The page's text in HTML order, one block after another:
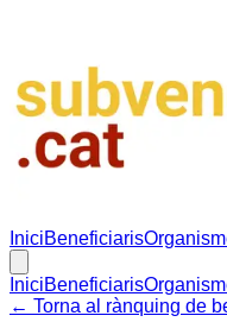
IniciBeneficiaris
IniciBeneficiaris
← Torna al rànquing de